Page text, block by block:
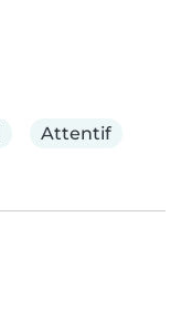
Attentif